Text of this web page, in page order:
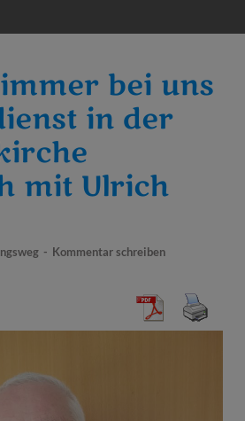
bei uns
in der
mit Ulrich
- Kommentar schreiben